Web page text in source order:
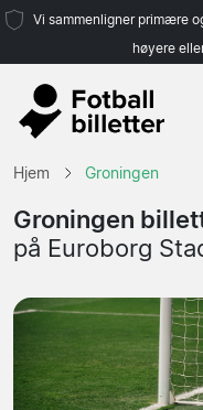
Vi sammenligner primære
høyere
Hjem Groningen
Groningen
på Euroborg